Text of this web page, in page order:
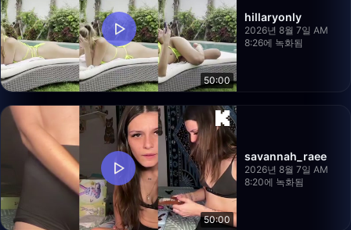
50:00
hillaryonly
2026년 8월 7일 AM
8:26에 녹화됨
50:00
savannah_raee
2026년 8월 7일 AM
8:20에 녹화됨